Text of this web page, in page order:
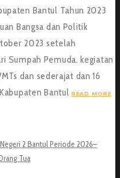
Bantul Tahun 2023
Bangsa dan Politik
2023 setelah
Sumpah Pemuda. kegiatan
dan sederajat dan 16
BantulREAD MORE
2 Bantul Periode 2026–
Tua